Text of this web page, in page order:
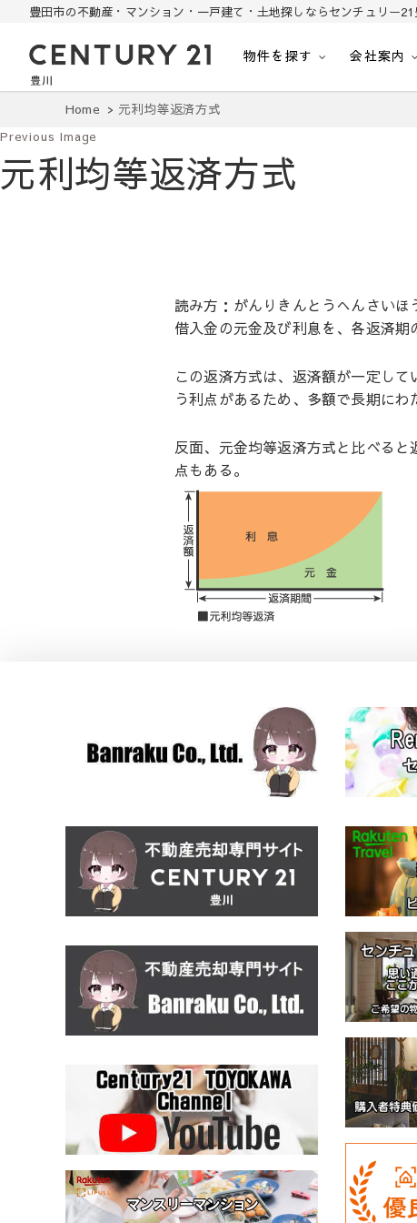
豊田市の不動産・マンション・一戸建て・土地探しならセンチュリー21
豊田市の中古住宅・土地・リノベ物件探し
物件を探す 会社案内
Home 元利均等返済方式
Previous Image
元利均等返済方式
読み方：がんりきんとうへんさいほ
借入金の元金及び利息を、各返済期
この返済方式は、返済額が一定し
う利点があるため、多額で長期にわ
反面、元金均等返済方式と比べる
点もある。